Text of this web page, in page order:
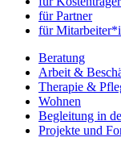
für Partner
für
Beratung
Arbeit &
Therapie &
Wohnen
Begleitung in
Projekte und